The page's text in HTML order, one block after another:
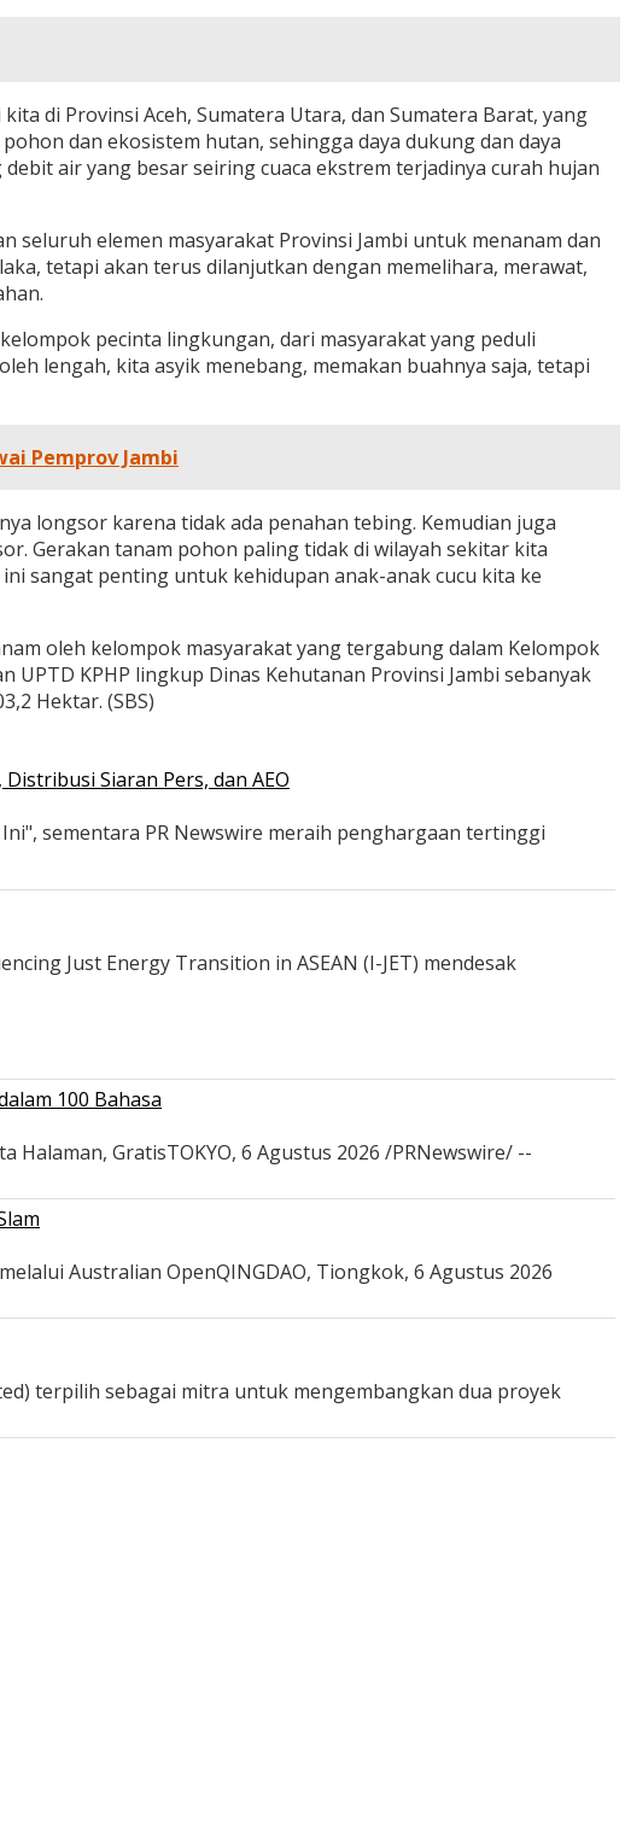
di Provinsi Aceh, Sumatera Utara, dan Sumatera Barat, yang
dan ekosistem hutan, sehingga daya dukung dan daya
air yang besar seiring cuaca ekstrem terjadinya curah hujan
elemen masyarakat Provinsi Jambi untuk menanam dan
tetapi akan terus dilanjutkan dengan memelihara, merawat,
pecinta lingkungan, dari masyarakat yang peduli
lengah, kita asyik menebang, memakan buahnya saja, tetapi
Pemprov Jambi
longsor karena tidak ada penahan tebing. Kemudian juga
Gerakan tanam pohon paling tidak di wilayah sekitar kita
sangat penting untuk kehidupan anak-anak cucu kita ke
oleh kelompok masyarakat yang tergabung dalam Kelompok
KPHP lingkup Dinas Kehutanan Provinsi Jambi sebanyak
Hektar. (SBS)
Siaran Pers, dan AEO
sementara PR Newswire meraih penghargaan tertinggi
Just Energy Transition in ASEAN (I-JET) mendesak
100 Bahasa
Halaman, GratisTOKYO, 6 Agustus 2026 /PRNewswire/ --
Australian OpenQINGDAO, Tiongkok, 6 Agustus 2026
terpilih sebagai mitra untuk mengembangkan dua proyek